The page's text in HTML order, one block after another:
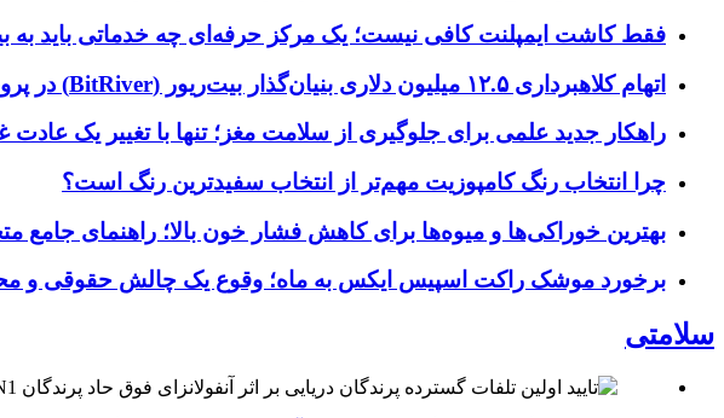
فقط کاشت ایمپلنت کافی نیست؛ یک مرکز حرفه‌ای چه خدماتی باید به
اتهام کلاهبرداری ۱۲.۵ میلیون دلاری بنیان‌گذار بیت‌ریور (BitRiver) در پرونده تجهیزات استخراج رمزارز
راهکار جدید علمی برای جلوگیری از سلامت مغز؛ تنها با تغییر یک عادت
چرا انتخاب رنگ کامپوزیت مهم‌تر از انتخاب سفیدترین رنگ است؟
بهترین خوراکی‌ها و میوه‌ها برای کاهش فشار خون بالا؛ راهنمای جامع
برخورد موشک راکت اسپیس ایکس به ماه؛ وقوع یک چالش حقوقی و
سلامتی